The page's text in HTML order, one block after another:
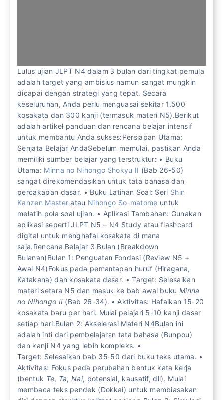
Lulus ujian JLPT N4 dalam 3 bulan dari tingkat pemula
adalah target yang ambisius namun sangat mungkin
dicapai dengan strategi yang tepat. Secara
keseluruhan, Anda perlu menguasai sekitar 1.500
kosakata dan 300 kanji (termasuk materi N5).Berikut
adalah artikel panduan dan rencana belajar intensif
untuk membantu Anda sukses:Persiapan Utama:
Senjata Belajar AndaSebelum memulai, pastikan Anda
memiliki sumber belajar yang terstruktur: • Buku
Utama: Minna no Nihongo Shokyu II (Bab 26-50)
sangat direkomendasikan untuk tata bahasa dan
percakapan dasar. • Buku Latihan Soal: Seri Shin
Kanzen Master atau Nihongo So-matome untuk
melatih pola soal ujian. • Aplikasi Tambahan: Gunakan
aplikasi seperti JLPT N5 – N4 Study atau flashcard
digital untuk menghafal kosakata di mana
saja.Rencana Belajar 3 Bulan (Breakdown
Bulanan)Bulan 1: Penguatan Fondasi (Review N5 +
Awal N4)Fokus pada pemantapan huruf (Hiragana,
Katakana) dan kosakata dasar. • Target: Selesaikan
materi setara N5 dan masuk ke bab awal bukuMinna
no Nihongo II (Bab 26-34). • Aktivitas: Hafalkan 15-20
kosakata baru per hari. Mulai pelajari 5-10 kanji dasar
setiap hari.Bulan 2: Akselerasi Materi N4Bulan ini
adalah inti dari pembelajaran tata bahasa (Bunpou)
dan kanji N4 yang lebih kompleks. •
Target: Selesaikan bab 35-50 dari buku teks utama. •
Aktivitas: Fokus pada perubahan bentuk kata kerja
(bentuk Te, Ta,Nai, potensial, kausatif, dll). Mulai
membaca teks pendek (Dokkai) untuk membiasakan